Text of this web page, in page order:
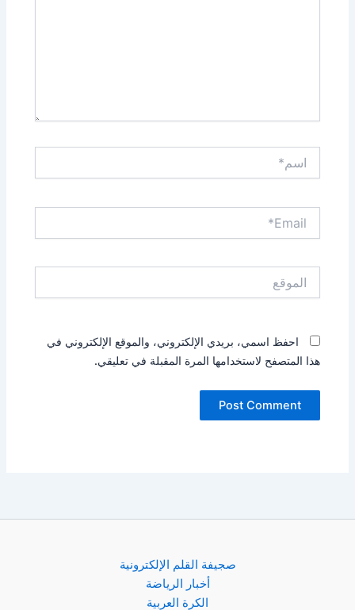
احفظ اسمي، بريدي الإلكتروني، والموقع الإلكتروني في
هذا المتصفح لاستخدامها المرة المقبلة في تعليقي.
صجيفة القلم الإلكترونية
أخبار الرياضة
الكرة العربية